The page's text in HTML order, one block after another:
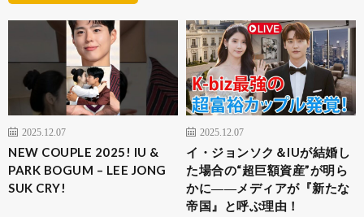
2025.12.07
NEW COUPLE 2025! IU &
PARK BOGUM – LEE JONG
SUK CRY!
2025.12.07
イ・ジョンソク＆IUが結婚し
た場合の“超巨額資産”が明ら
かに――メディアが『新たな
帝国』と呼ぶ理由！